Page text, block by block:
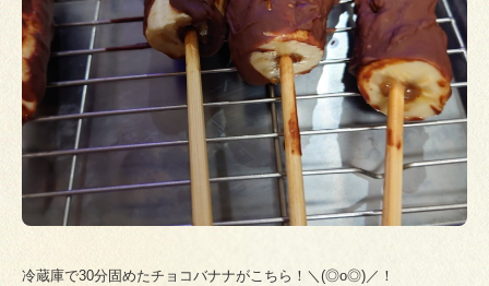
冷蔵庫で30分固めたチョコバナナがこちら！＼(◎o◎)／！